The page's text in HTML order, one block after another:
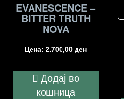
EVANESCENCE –
BITTER TRUTH
NOVA
Цена:2.700,00ден
Додај во
кошница